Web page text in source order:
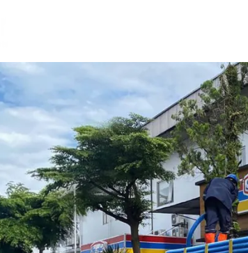
dan Tinja Wilayah